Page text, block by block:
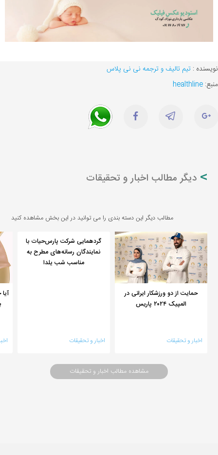
نویسنده : تیم تالیف و ترجمه نی نی پلاس
منبع: healthline
دیگر مطالب اخبار و تحقیقات
مطالب دیگر این دسته بندی را می توانید در این بخش مشاهده کنید
حمایت از دو ورزشکار ایرانی در
المپیک ۲۰۲۴ پاریس
اخبار و تحقیقات
گردهمایی شرکت پارس‌حیات با
نمایندگان رسانه‌های مطرح به
مناسب شب یلدا
اخبار و تحقیقات
مشاهده مطالب اخبار و تحقیقات